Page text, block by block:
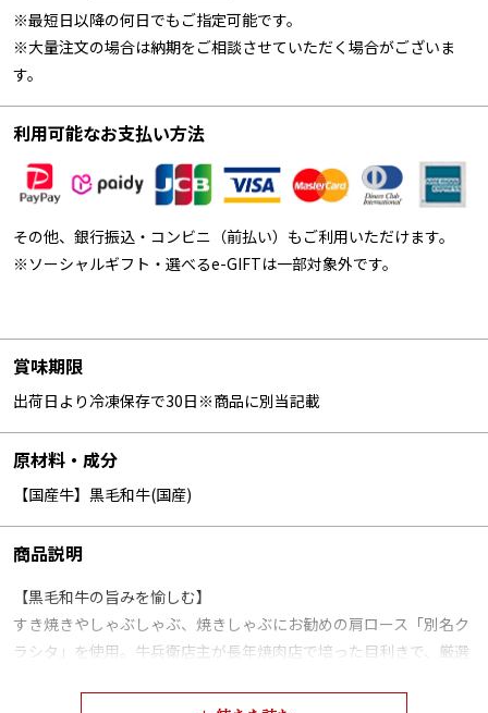
※最短日以降の何日でもご指定可能です。
※大量注文の場合は納期をご相談させていただく場合がございま
す。
利用可能なお支払い方法
その他、銀行振込・コンビニ（前払い）もご利用いただけます。
※ソーシャルギフト・選べるe-GIFTは一部対象外です。
賞味期限
出荷日より冷凍保存で30日※商品に別当記載
原材料・成分
【国産牛】黒毛和牛(国産)
商品説明
【黒毛和牛の旨みを愉しむ】
すき焼きやしゃぶしゃぶ、焼きしゃぶにお勧めの肩ロース「別名ク
ラシタ」を使用。牛兵衛店主が長年焼肉店で培った目利きで、厳選
る食感も存分にご堪能下さいませ。